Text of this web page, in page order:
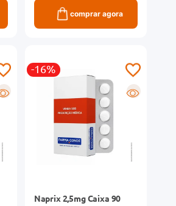
comprar agora
R
-16%
R
Naprix 2,5mg Caixa 90